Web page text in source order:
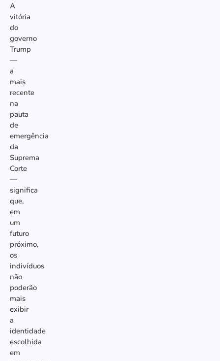
A
vitória
do
governo
Trump
—
a
mais
recente
na
pauta
de
emergência
da
Suprema
Corte
—
significa
que,
em
um
futuro
próximo,
os
indivíduos
não
poderão
mais
exibir
a
identidade
escolhida
em